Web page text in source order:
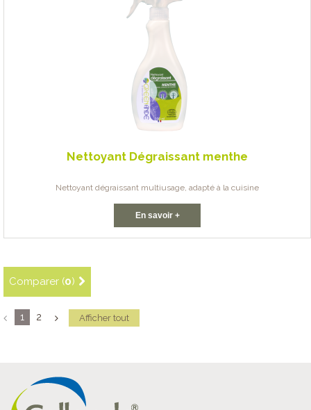
Nettoyant Dégraissant menthe
Nettoyant dégraissant multiusage, adapté à la cuisine
En savoir +
Comparer (0)
Afficher tout
1 2